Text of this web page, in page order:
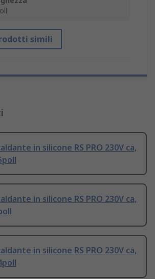
simili
in silicone RS PRO 230V ca,
in silicone RS PRO 230V ca,
in silicone RS PRO 230V ca,